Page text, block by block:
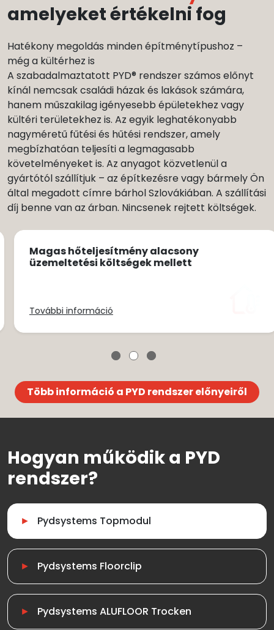
amelyeket értékelni fog
Hatékony megoldás minden építménytípushoz –
még a kültérhez is
A szabadalmaztatott PYD® rendszer számos előnyt
kínál nemcsak családi házak és lakások számára,
hanem műszakilag igényesebb épületekhez vagy
kültéri területekhez is. Az egyik leghatékonyabb
nagyméretű fűtési és hűtési rendszer, amely
megbízhatóan teljesíti a legmagasabb
követelményeket is. Az anyagot közvetlenül a
gyártótól szállítjuk – az építkezésre vagy bármely Ön
által megadott címre bárhol Szlovákiában. A szállítási
díj benne van az árban. Nincsenek rejtett költségek.
Magas hőteljesítmény alacsony
üzemeltetési költségek mellett
További információ
Több információ a PYD rendszer előnyeiről
Hogyan működik a PYD
rendszer?
Pydsystems Topmodul
Pydsystems Floorclip
Pydsystems ALUFLOOR Trocken